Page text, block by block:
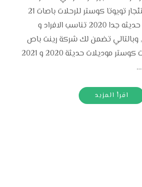
للرحلات السياحية استئجار تويوتا كوستر للرحلات باصات 21
راكب للايجار موديلات حديثه جدا 2020 تناسب الافراد و
الشركات01101727711, وبالتالي تضمن لك شركة رينت باص
للنقل السياحي باصات كوستر موديلات حديثة 2020 و 2021
اقرأ المزيد